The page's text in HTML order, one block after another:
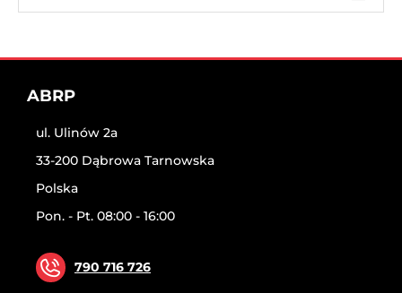
ABRP
ul. Ulinów 2a
33-200 Dąbrowa Tarnowska
Polska
Pon. - Pt. 08:00 - 16:00
790 716 726